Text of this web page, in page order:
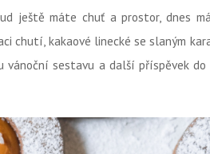
ještě máte chuť a prostor, dnes
chutí, kakaové linecké se slaným
vánoční sestavu a další příspěvek